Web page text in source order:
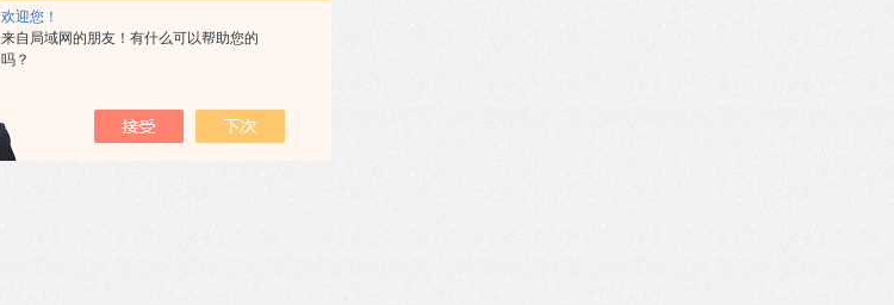
欢迎您！
来自局域网的朋友！有什么可以帮助您的
吗？